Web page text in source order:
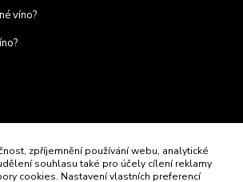
víno?
zpříjemnění používání webu, analytické
souhlasu také pro účely cílení reklamy
cookies. Nastavení vlastních preferencí